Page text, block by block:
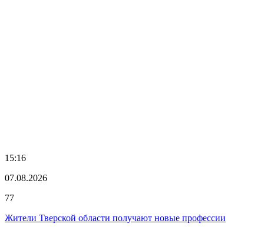
15:16
07.08.2026
77
Жители Тверской области получают новые профессии